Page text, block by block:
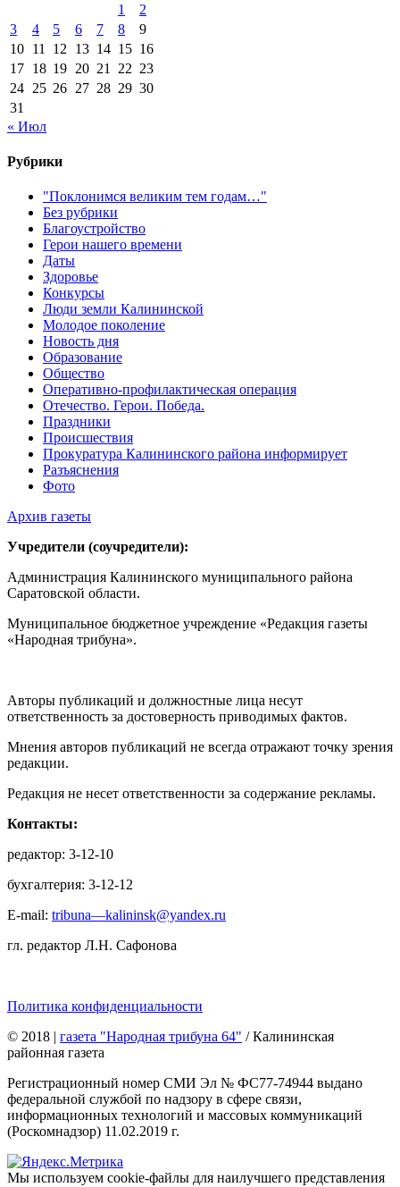
1
2
3
4 5 6 7 8
9
10 11 12 13 14 15 16
17 18 19 20 21 22 23
24 25 26 27 28 29 30
31
« Июл
Рубрики
"Поклонимся великим тем годам…"
Без рубрики
Благоустройство
Герои нашего времени
Даты
Здоровье
Конкурсы
Люди земли Калининской
Молодое поколение
Новость дня
Образование
Общество
Оперативно-профилактическая операция
Отечество. Герои. Победа.
Праздники
Происшествия
Прокуратура Калининского района информирует
Разъяснения
Фото
Архив газеты
Учредители (соучредители):
Администрация Калининского муниципального района
Саратовской области.
Муниципальное бюджетное учреждение «Редакция газеты
«Народная трибуна».
Авторы публикаций и должностные лица несут
ответственность за достоверность приводимых фактов.
Мнения авторов публикаций не всегда отражают точку зрения
редакции.
Редакция не несет ответственности за содержание рекламы.
Контакты:
редактор: 3-12-10
бухгалтерия: 3-12-12
E-mail: tribuna—kalininsk@yandex.ru
гл. редактор Л.Н. Сафонова
Политика конфиденциальности
© 2018 | газета "Народная трибуна 64" / Калининская
районная газета
Регистрационный номер СМИ Эл № ФС77-74944 выдано
федеральной службой по надзору в сфере связи,
информационных технологий и массовых коммуникаций
(Роскомнадзор) 11.02.2019 г.
Мы используем cookie-файлы для наилучшего представления